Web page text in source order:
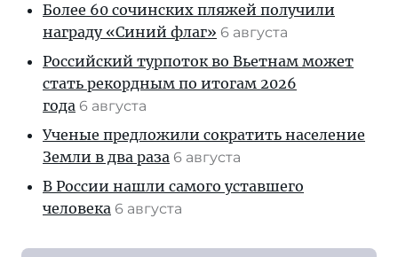
Более 60 сочинских пляжей получили
награду «Синий флаг» 6 августа
Российский турпоток во Вьетнам может
стать рекордным по итогам 2026
года 6 августа
Ученые предложили сократить население
Земли в два раза 6 августа
В России нашли самого уставшего
человека 6 августа